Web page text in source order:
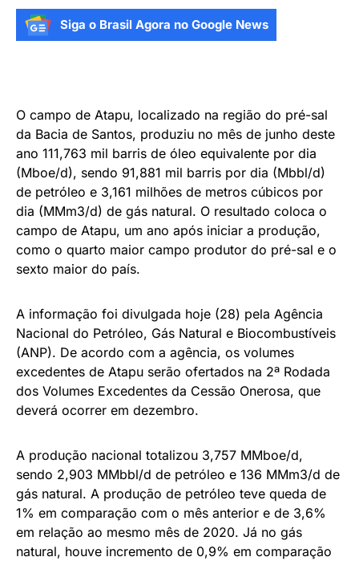
Siga o Brasil Agora no Google News
O campo de Atapu, localizado na região do pré-sal
da Bacia de Santos, produziu no mês de junho deste
ano 111,763 mil barris de óleo equivalente por dia
(Mboe/d), sendo 91,881 mil barris por dia (Mbbl/d)
de petróleo e 3,161 milhões de metros cúbicos por
dia (MMm3/d) de gás natural. O resultado coloca o
campo de Atapu, um ano após iniciar a produção,
como o quarto maior campo produtor do pré-sal e o
sexto maior do país.
A informação foi divulgada hoje (28) pela Agência
Nacional do Petróleo, Gás Natural e Biocombustíveis
(ANP). De acordo com a agência, os volumes
excedentes de Atapu serão ofertados na 2ª Rodada
dos Volumes Excedentes da Cessão Onerosa, que
deverá ocorrer em dezembro.
A produção nacional totalizou 3,757 MMboe/d,
sendo 2,903 MMbbl/d de petróleo e 136 MMm3/d de
gás natural. A produção de petróleo teve queda de
1% em comparação com o mês anterior e de 3,6%
em relação ao mesmo mês de 2020. Já no gás
natural, houve incremento de 0,9% em comparação